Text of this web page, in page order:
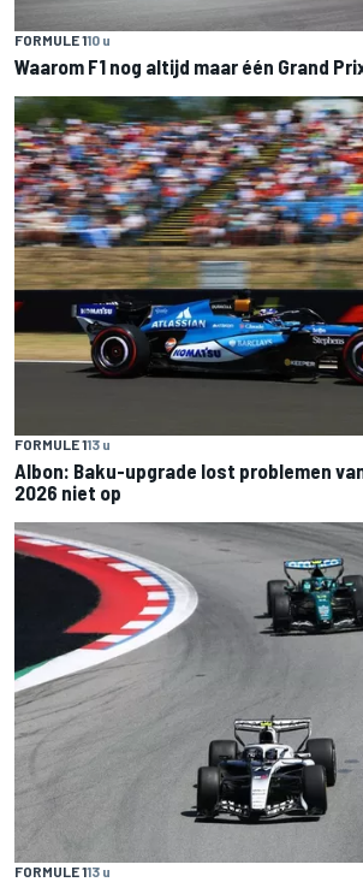
FORMULE 110 u
Waarom F1 nog altijd maar één Grand
FORMULE 113 u
Albon: Baku-upgrade lost problemen
2026 niet op
FORMULE 113 u